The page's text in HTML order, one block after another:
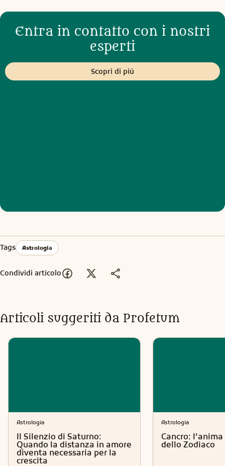
Entra in contatto con i nostri
esperti
Scopri di più
Tags Astrologia
Condividi articolo
Articoli suggeriti da Profetum
Astrologia
Il Silenzio di Saturno:
Quando la distanza in amore
diventa necessaria per la
crescita
Astrologia
Cancro:
dello Zodiaco